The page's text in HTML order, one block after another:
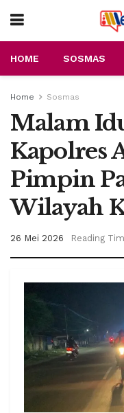
HOME SOSMAS
Home Sosmas
Malam
Kapolres
Pimpin
Wilayah
26 Mei 2026 Reading